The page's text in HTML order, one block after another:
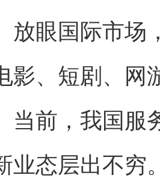
国际市场，
影、短剧、
，我国服务
业态层出不穷